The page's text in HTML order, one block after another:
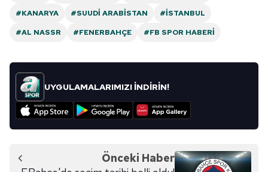
#KANARYA
#SUUDI ARABISTAN
#İSTANBUL
#AL NASSR
#FENERBAHÇE #FB SPOR HABERI
UYGULAMALARIMIZI İNDİRİN!
Önceki Haber